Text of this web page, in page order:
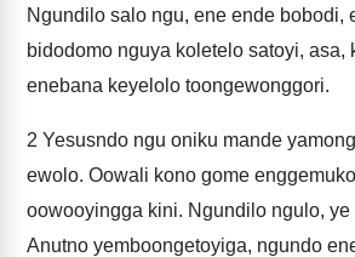
Ngundilo salo ngu, ene ende bobodi,
bidodomo nguya koletelo satoyi, asa,
enebana keyelolo toongewonggori.
2 Yesusndo ngu oniku mande
ewolo. Oowali kono gome
oowooyingga kini. Ngundilo ngulo,
Anutno yemboongetoyiga, ngundo